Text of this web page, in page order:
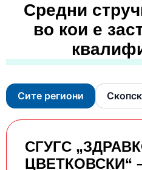
Средни
во кои е
Сите региони
СГУГС
ЦВЕТКОВСКИ“